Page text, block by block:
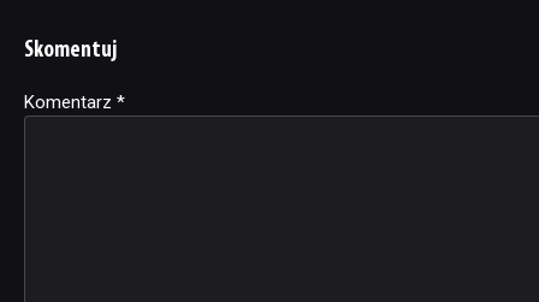
Skomentuj
Komentarz *
Alternative: